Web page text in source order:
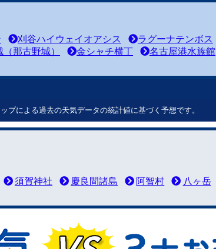
刈谷ハイウェイオアシス
ラグーナテンボス
那古野城） 金シャチ横丁 名古屋港水族館
による過去の天気データの統計値に基づく予想です。
須賀神社 慶良間諸島 阿智村 八ヶ岳